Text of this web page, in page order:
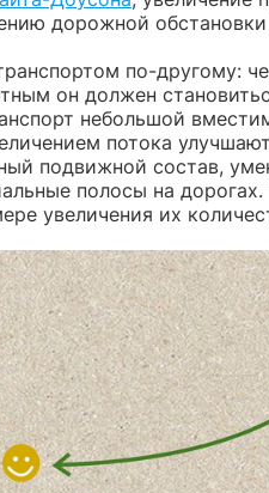
дорожной
по-другому:
он должен
небольшой
потока
подвижной состав,
полосы на
увеличения их